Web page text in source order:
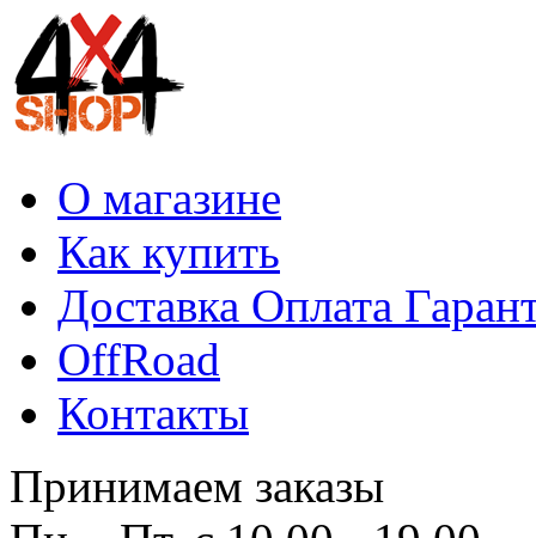
О магазине
Как купить
Доставка Оплата
OffRoad
Контакты
Принимаем заказы